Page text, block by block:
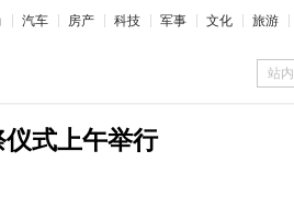
汽车 房产 科技 军事 文化 旅游
站内
式上午举行